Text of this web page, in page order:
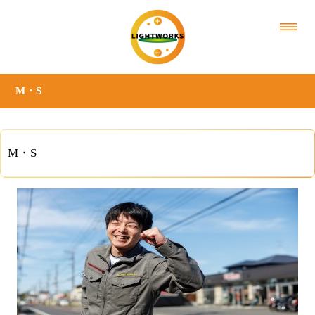
M・S
M・S